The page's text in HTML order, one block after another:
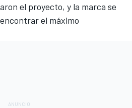
el proyecto, y la marca se
el máximo